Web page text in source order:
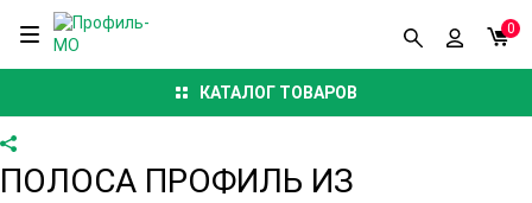
КАТАЛОГ ТОВАРОВ
0
ПОЛОСА ПРОФИЛЬ ИЗ